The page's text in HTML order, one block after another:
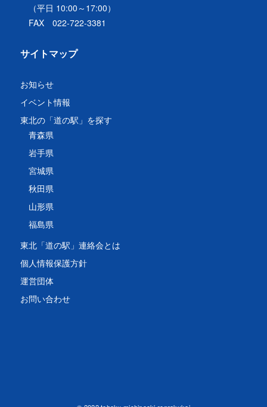
（平日 10:00～17:00）
FAX 022-722-3381
サイトマップ
お知らせ
イベント情報
東北の「道の駅」を探す
青森県
岩手県
宮城県
秋田県
山形県
福島県
東北「道の駅」連絡会とは
個人情報保護方針
運営団体
お問い合わせ